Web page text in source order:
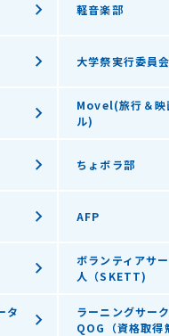
軽音楽部
大学祭実行委員会
Movel(旅行＆映
ル)
ちょボラ部
AFP
ボランティアサ
人（SKETT)
タ
ラーニングサー
QOG（資格取得